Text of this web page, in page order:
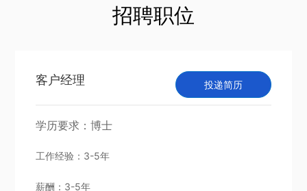
招聘职位
客户经理 投递简历
学历要求：博士
工作经验： 3-5年
薪酬： 3-5年